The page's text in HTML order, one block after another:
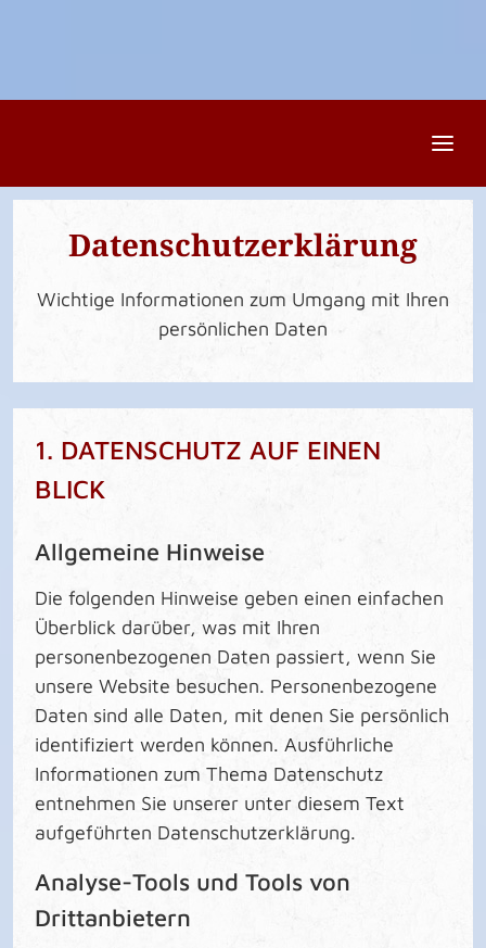
Datenschutzerklärung
Wichtige Informationen zum Umgang mit Ihren
persönlichen Daten
1. DATENSCHUTZ AUF EINEN
BLICK
Allgemeine Hinweise
Die folgenden Hinweise geben einen einfachen
Überblick darüber, was mit Ihren
personenbezogenen Daten passiert, wenn Sie
unsere Website besuchen. Personenbezogene
Daten sind alle Daten, mit denen Sie persönlich
identifiziert werden können. Ausführliche
Informationen zum Thema Datenschutz
entnehmen Sie unserer unter diesem Text
aufgeführten Datenschutzerklärung.
Analyse-Tools und Tools von
Drittanbietern